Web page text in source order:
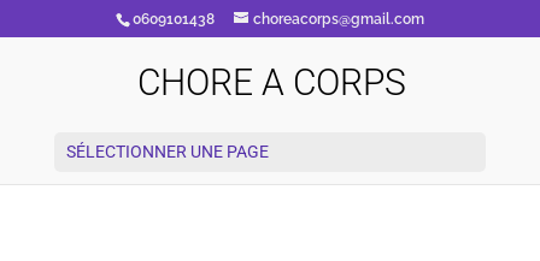
0609101438 choreacorps@gmail.com
CHORE A CORPS
SÉLECTIONNER UNE PAGE